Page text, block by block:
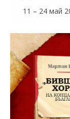
11 – 24 май